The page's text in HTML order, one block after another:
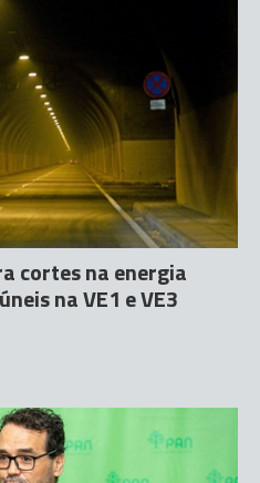
cortes na energia
na VE1 e VE3